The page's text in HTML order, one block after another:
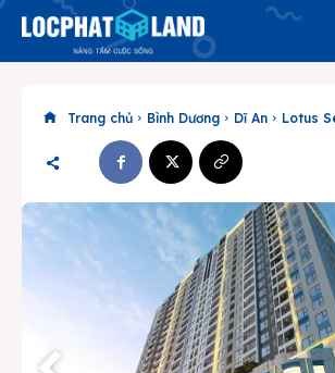
Search
Phiên bản cập
& tìm kiếm nhanh chóng hơn
Trang chủ Bình Dương Dĩ An Lotus